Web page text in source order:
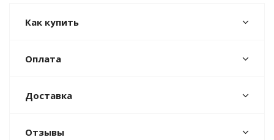
Как купить
Оплата
Доставка
Отзывы